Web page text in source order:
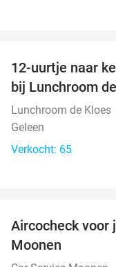
12-uurtje naar
bij Lunchroom
Lunchroom de Kloes
Geleen
Verkocht: 65
Aircocheck voor
Moonen